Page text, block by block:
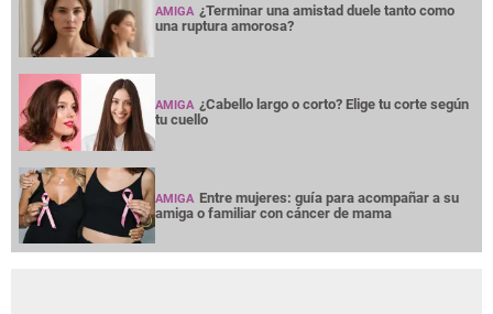
AMIGA ¿Terminar una amistad duele tanto como
una ruptura amorosa?
AMIGA ¿Cabello largo o corto? Elige tu corte según
tu cuello
AMIGA Entre mujeres: guía para acompañar a su
amiga o familiar con cáncer de mama